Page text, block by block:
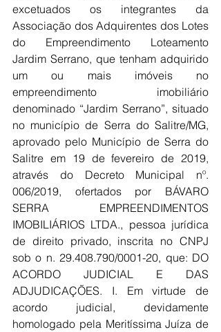
excetuados os integrantes da
Associação dos Adquirentes dos Lotes
do Empreendimento Loteamento
Jardim Serrano, que tenham adquirido
um ou mais imóveis no
empreendimento imobiliário
denominado “Jardim Serrano”, situado
no município de Serra do Salitre/MG,
aprovado pelo Município de Serra do
Salitre em 19 de fevereiro de 2019,
através do Decreto Municipal nº.
006/2019, ofertados por BÁVARO
SERRA EMPREENDIMENTOS
IMOBILIÁRIOS LTDA., pessoa jurídica
de direito privado, inscrita no CNPJ
sob o n. 29.408.790/0001-20, que: DO
ACORDO JUDICIAL E DAS
ADJUDICAÇÕES. I. Em virtude de
acordo judicial, devidamente
homologado pela Meritíssima Juíza de